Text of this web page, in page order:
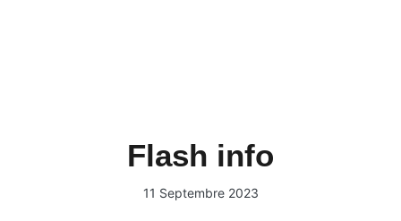
Flash info
11 Septembre 2023